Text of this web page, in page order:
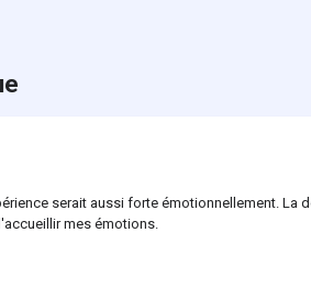
serait aussi forte émotionnellement. La
mes émotions.